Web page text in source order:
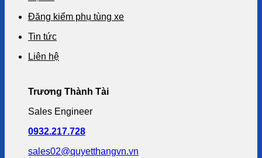
Đăng kiểm phụ tùng xe
Tin tức
Liên hệ
Trương Thành Tài
Sales Engineer
0932.217.728
sales02@quyetthangvn.vn